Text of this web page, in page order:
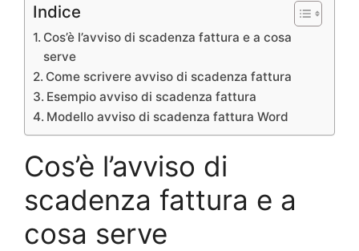
Indice
Cos’è l’avviso di scadenza fattura e a cosa
serve
Come scrivere avviso di scadenza fattura
Esempio avviso di scadenza fattura
Modello avviso di scadenza fattura Word
Cos’è l’avviso di
scadenza fattura e a
cosa serve